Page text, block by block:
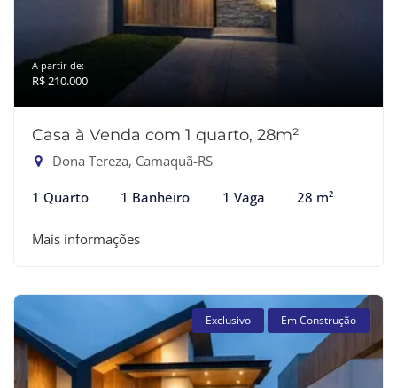
A partir de:
R$ 210.000
Casa à Venda com 1 quarto, 28m²
Dona Tereza, Camaquã-RS
1 Quarto 1 Banheiro 1 Vaga 28 m²
Mais informações
Exclusivo Em Construção